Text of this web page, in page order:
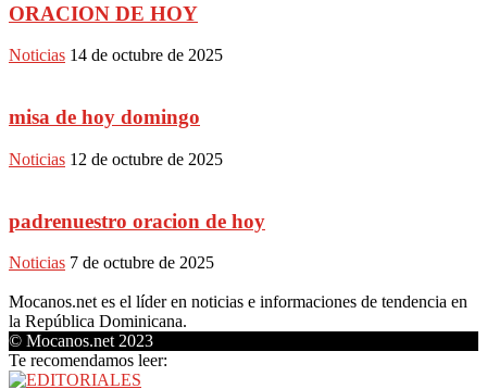
ORACION DE HOY
Noticias 14 de octubre de 2025
misa de hoy domingo
Noticias 12 de octubre de 2025
padrenuestro oracion de hoy
Noticias 7 de octubre de 2025
Mocanos.net es el líder en noticias e informaciones de tendencia en
la República Dominicana.
© Mocanos.net 2023
Te recomendamos leer: